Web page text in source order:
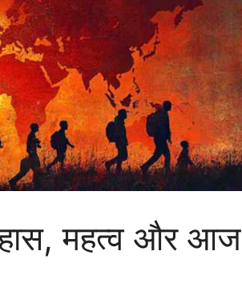
महत्व और आज